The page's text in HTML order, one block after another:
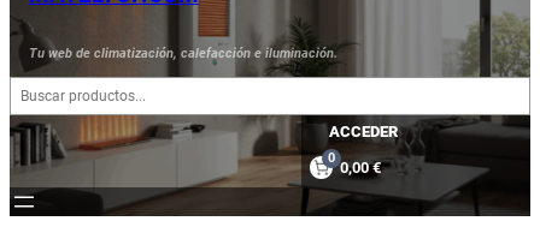
Tu web de climatización, calefacción e iluminación.
s
a
ACCEDER
0 0,00 €